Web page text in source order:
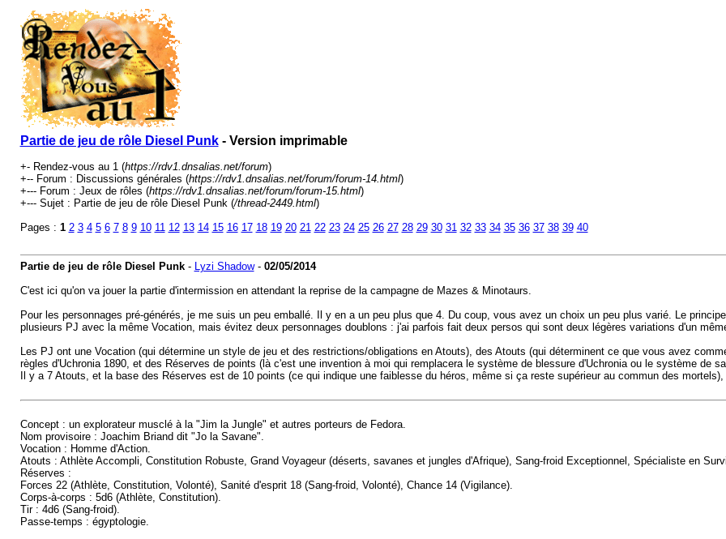
Partie de jeu de rôle Diesel Punk- Version imprimable
+- Rendez-vous au 1 (https://rdv1.dnsalias.net/forum)
+-- Forum : Discussions générales (https://rdv1.dnsalias.net/forum/forum-14.html)
+--- Forum : Jeux de rôles (https://rdv1.dnsalias.net/forum/forum-15.html)
+--- Sujet : Partie de jeu de rôle Diesel Punk (/thread-2449.html)
Pages : 1 2 3 4 5 6 7 8 9 10 11 12 13 14 15 16 17 18 19 20 21 22 23 24 25 26 27 28 29 30 31 32 33 34 35 36 37 38 39 40
Partie de jeu de rôle Diesel Punk- Lyzi Shadow- 02/05/2014
C'est ici qu'on va jouer la partie d'intermission en attendant la reprise de la campagne de Mazes & Minotaurs.
Pour les personnages pré-générés, je me suis un peu emballé. Il y en a un peu plus que 4. Du coup, vous avez un choix un peu plus varié. Le
plusieurs PJ avec la même Vocation, mais évitez deux personnages doublons : j'ai parfois fait deux persos qui sont deux légères variations d'un
Les PJ ont une Vocation (qui détermine un style de jeu et des restrictions/obligations en Atouts), des Atouts (qui déterminent ce que vous avez
règles d'Uchronia 1890, et des Réserves de points (là c'est une invention à moi qui remplacera le système de blessure d'Uchronia ou le système de
Il y a 7 Atouts, et la base des Réserves est de 10 points (ce qui indique une faiblesse du héros, même si ça reste supérieur au commun des
Concept : un explorateur musclé à la "Jim la Jungle" et autres porteurs de Fedora.
Nom provisoire : Joachim Briand dit "Jo la Savane".
Vocation : Homme d'Action.
Atouts : Athlète Accompli, Constitution Robuste, Grand Voyageur (déserts, savanes et jungles d'Afrique), Sang-froid Exceptionnel, Spécialiste en
Réserves :
Forces 22 (Athlète, Constitution, Volonté), Sanité d'esprit 18 (Sang-froid, Volonté), Chance 14 (Vigilance).
Corps-à-corps : 5d6 (Athlète, Constitution).
Tir : 4d6 (Sang-froid).
Passe-temps : égyptologie.